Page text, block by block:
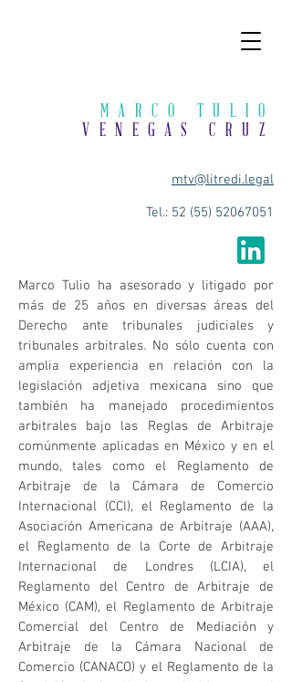
MARCO TULIO
VENEGAS CRUZ
mtv@litredi.legal
Tel.: 52 (55) 52067051
Marco Tulio ha asesorado y litigado por
más de 25 años en diversas áreas del
Derecho ante tribunales judiciales y
tribunales arbitrales. No sólo cuenta con
amplia experiencia en relación con la
legislación adjetiva mexicana sino que
también ha manejado procedimientos
arbitrales bajo las Reglas de Arbitraje
comúnmente aplicadas en México y en el
mundo, tales como el Reglamento de
Arbitraje de la Cámara de Comercio
Internacional (CCI), el Reglamento de la
Asociación Americana de Arbitraje (AAA),
el Reglamento de la Corte de Arbitraje
Internacional de Londres (LCIA), el
Reglamento del Centro de Arbitraje de
México (CAM), el Reglamento de Arbitraje
Comercial del Centro de Mediación y
Arbitraje de la Cámara Nacional de
Comercio (CANACO) y el Reglamento de la